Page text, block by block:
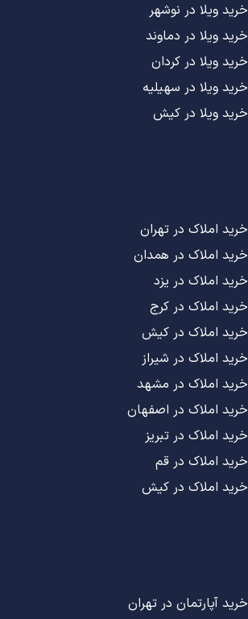
خرید ویلا در نوشهر
خرید ویلا در دماوند
خرید ویلا در کردان
خرید ویلا در سهیلیه
خرید ویلا در کیش
خرید املاک در تهران
خرید املاک در همدان
خرید املاک در یزد
خرید املاک در کرج
خرید املاک در کیش
خرید املاک در شیراز
خرید املاک در مشهد
خرید املاک در اصفهان
خرید املاک در تبریز
خرید املاک در قم
خرید املاک در کیش
خرید آپارتمان در تهران